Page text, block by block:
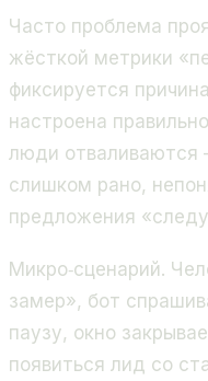
Часто проблема
жёсткой метрики
фиксируется
настроена
люди отваливаются
слишком рано,
предложения
Микро‑сценарий.
замер», бот
паузу, окно
появиться лид со